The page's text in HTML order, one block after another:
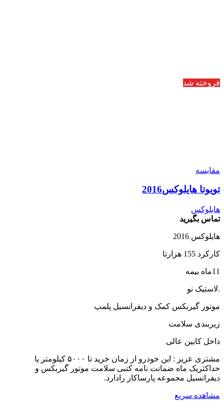
فروخته شد
مقایسه
تویوتا هایلوکس2016
هایلوکس
تماس بگیرید
هایلوکس 2016
کارکرد 155 هزارتا
11ماه بیمه
.لاستیک نو
موتور گیربکس کمک و دیفرانسیل پلمپ
زیربندی سلامت
داخل کابین عالی
مشتری عزیز : این خودرو از زمان خرید تا ۵۰۰۰ کیلومتر یا
حداکثریک ماه ضمانت نامه کتبی سلامت موتور گیربکس و
دیفرانسیل مجموعه پارساکار رادارد.
مشاهده سریع